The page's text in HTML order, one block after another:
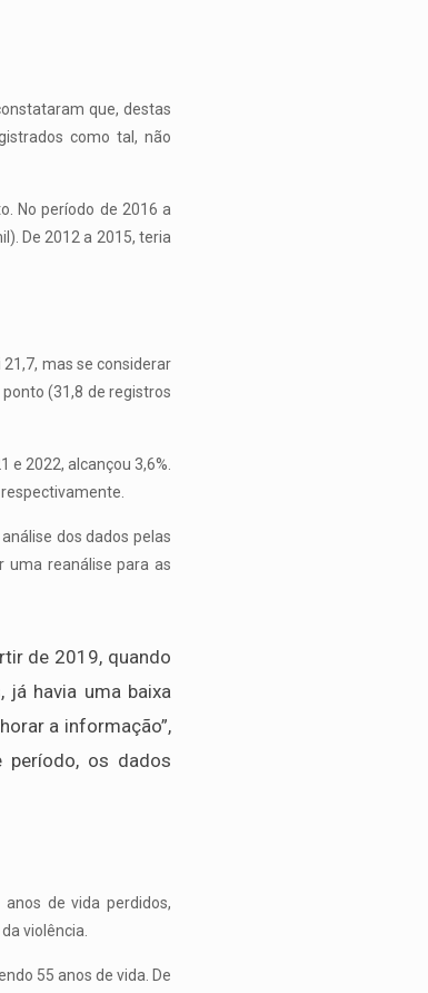
que, destas
como tal, não
No período de 2016 a
De 2012 a 2015, teria
mas se considerar
(31,8 de registros
2022, alcançou 3,6%.
dos dados pelas
uma reanálise para as
de 2019, quando
já havia uma baixa
a informação”,
período, os dados
de vida perdidos,
violência.
55 anos de vida. De